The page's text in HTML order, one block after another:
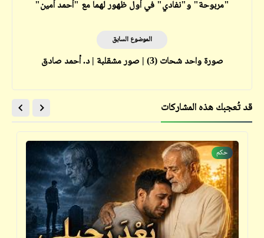
"مربوحة" و"نفادي" في أول ظهور لهما مع "أحمد أمين"
الموضوع السابق
صورة واحد شحات (3) | صور مشقلبة | د. أحمد صادق
قد تُعجبك هذه المشاركات
حكم